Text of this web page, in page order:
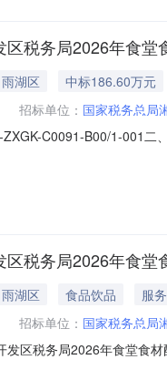
税务局2026年食堂
湖区
中标186.60万元
招标单位： 国家税务总局
C0091-B00/1-001二
业中心8号楼联系方式：
税务局2026年食堂
湖区 食品饮品
服务
招标单位： 国家税务总局
发区税务局2026年食堂食